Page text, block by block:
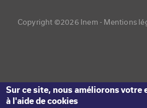
Copyright ©2026 Inem - Mentions
Sur ce site, nous améliorons
à l'aide de cookies